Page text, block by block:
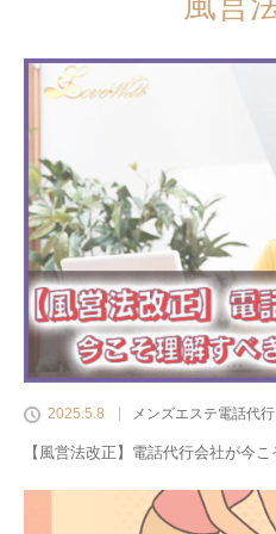
2025.5.8 メンズエステ電話代行
【風営法改正】電話代行会社が今